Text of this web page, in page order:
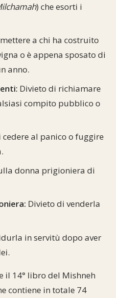
) che esorti i
a chi ha costruito
o è appena sposato di
anno.
Divieto di richiamare
compito pubblico o
cedere al panico o fuggire
donna prigioniera di
Divieto di venderla
in servitù dopo aver
il 14° libro del Mishneh
contiene in totale 74